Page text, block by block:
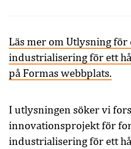
Läs mer om Utlysning
industrialisering för ett
på Formas webbplats.
I utlysningen söker vi
innovationsprojekt för
industrialisering för ett